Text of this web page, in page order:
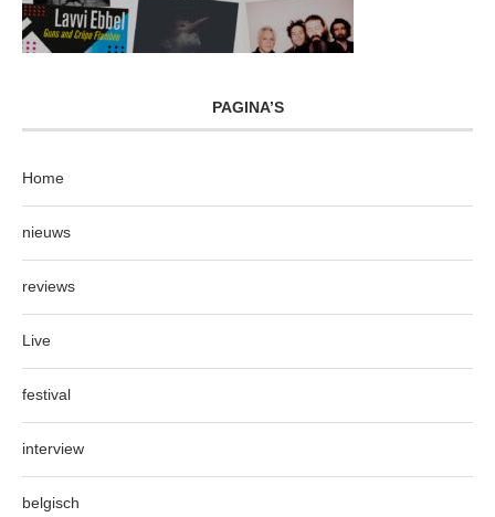
PAGINA’S
Home
nieuws
reviews
Live
festival
interview
belgisch